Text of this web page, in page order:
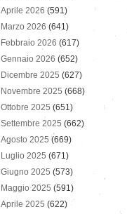
Aprile 2026 (591)
Marzo 2026 (641)
Febbraio 2026 (617)
Gennaio 2026 (652)
Dicembre 2025 (627)
Novembre 2025 (668)
Ottobre 2025 (651)
Settembre 2025 (662)
Agosto 2025 (669)
Luglio 2025 (671)
Giugno 2025 (573)
Maggio 2025 (591)
Aprile 2025 (622)